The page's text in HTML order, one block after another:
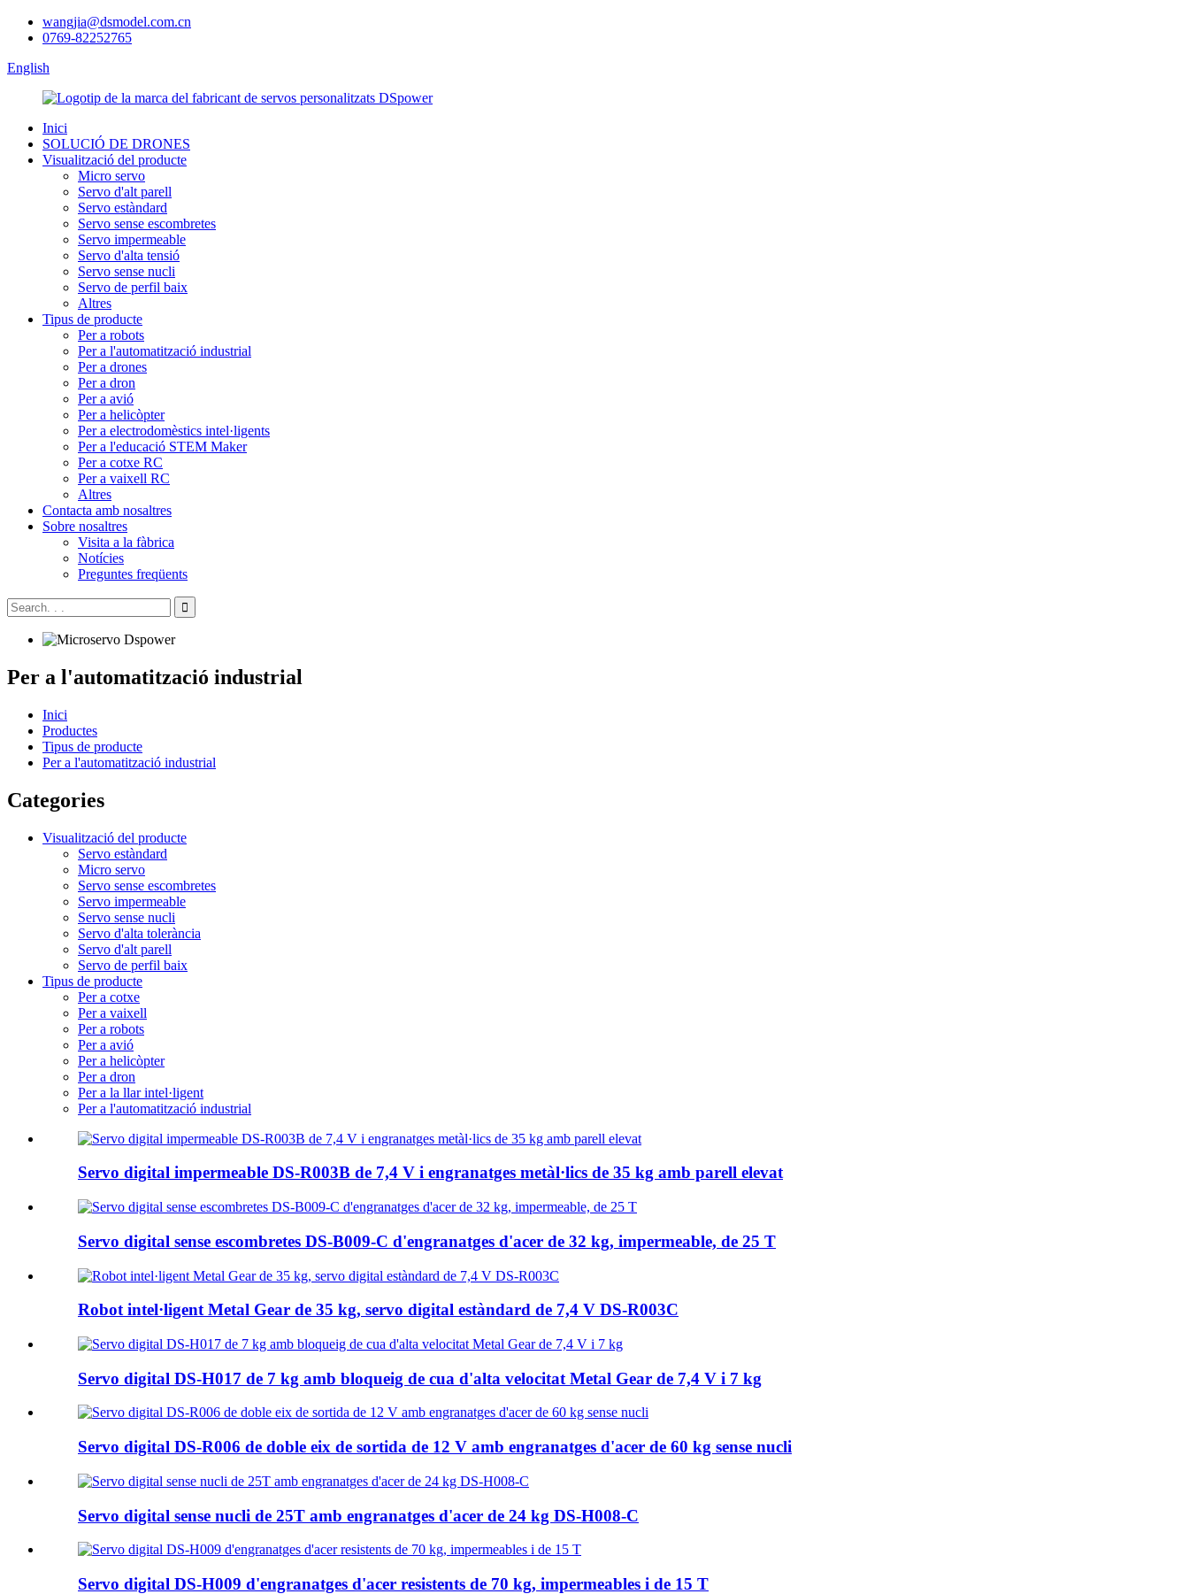
wangjia@dsmodel.com.cn
0769-82252765
English
Inici
SOLUCIÓ DE DRONES
Visualització del producte
Micro servo
Servo d'alt parell
Servo estàndard
Servo sense escombretes
Servo impermeable
Servo d'alta tensió
Servo sense nucli
Servo de perfil baix
Altres
Tipus de producte
Per a robots
Per a l'automatització industrial
Per a drones
Per a dron
Per a avió
Per a helicòpter
Per a electrodomèstics intel·ligents
Per a l'educació STEM Maker
Per a cotxe RC
Per a vaixell RC
Altres
Contacta amb nosaltres
Sobre nosaltres
Visita a la fàbrica
Notícies
Preguntes freqüents
Per a l'automatització industrial
Inici
Productes
Tipus de producte
Per a l'automatització industrial
Categories
Visualització del producte
Servo estàndard
Micro servo
Servo sense escombretes
Servo impermeable
Servo sense nucli
Servo d'alta tolerància
Servo d'alt parell
Servo de perfil baix
Tipus de producte
Per a cotxe
Per a vaixell
Per a robots
Per a avió
Per a helicòpter
Per a dron
Per a la llar intel·ligent
Per a l'automatització industrial
Servo digital impermeable DS-R003B de 7,4 V i engranatges metàl·lics de 35 kg amb parell elevat
Servo digital sense escombretes DS-B009-C d'engranatges d'acer de 32 kg, impermeable, de 25 T
Robot intel·ligent Metal Gear de 35 kg, servo digital estàndard de 7,4 V DS-R003C
Servo digital DS-H017 de 7 kg amb bloqueig de cua d'alta velocitat Metal Gear de 7,4 V i 7 kg
Servo digital DS-R006 de doble eix de sortida de 12 V amb engranatges d'acer de 60 kg sense nucli
Servo digital sense nucli de 25T amb engranatges d'acer de 24 kg DS-H008-C
Servo digital DS-H009 d'engranatges d'acer resistents de 70 kg, impermeables i de 15 T